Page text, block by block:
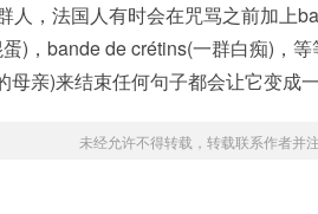
人，法国人有时会在咒骂之前加上
)，bande de crétins(一群白痴)，等
母亲)来结束任何句子都会让它变成
未经允许不得转载，转载联系作者并